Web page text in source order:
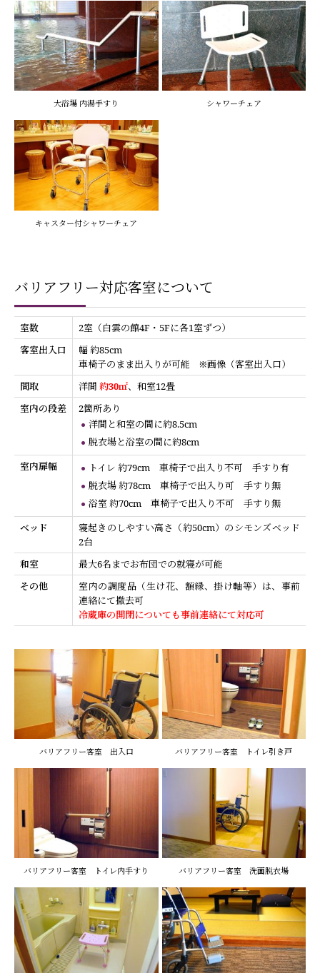
大浴場 内湯手すり シャワーチェア
キャスター付シャワーチェア
バリアフリー対応客室について
室数
2室（白雲の館4F・5Fに各1室ずつ）
客室出入口
幅 約85cm
車椅子のまま出入りが可能 ※画像（客室出入口）
間取
洋間 約30㎡、和室12畳
室内の段差
2箇所あり
洋間と和室の間に約8.5cm
脱衣場と浴室の間に約8cm
室内扉幅
トイレ 約79cm 車椅子で出入り不可 手すり有
脱衣場 約78cm 車椅子で出入り可 手すり無
浴室 約70cm 車椅子で出入り不可 手すり無
ベッド
寝起きのしやすい高さ（約50cm）のシモンズベッド
2台
和室
最大6名までお布団での就寝が可能
その他
室内の調度品（生け花、額縁、掛け軸等）は、事前
連絡にて撤去可
冷蔵庫の開閉についても事前連絡にて対応可
バリアフリー客室 出入口 バリアフリー客室 トイレ引き戸
バリアフリー客室 トイレ内手すり バリアフリー客室 洗面脱衣場